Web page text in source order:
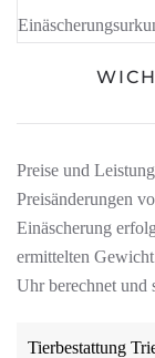
Preise und
Preisänderungen
Einäscherung
ermittelten
Uhr berechnet und
Tierbestattung